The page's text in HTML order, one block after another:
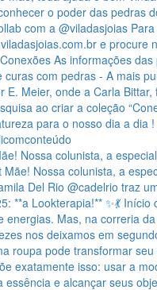
Nossa colunista, a especial